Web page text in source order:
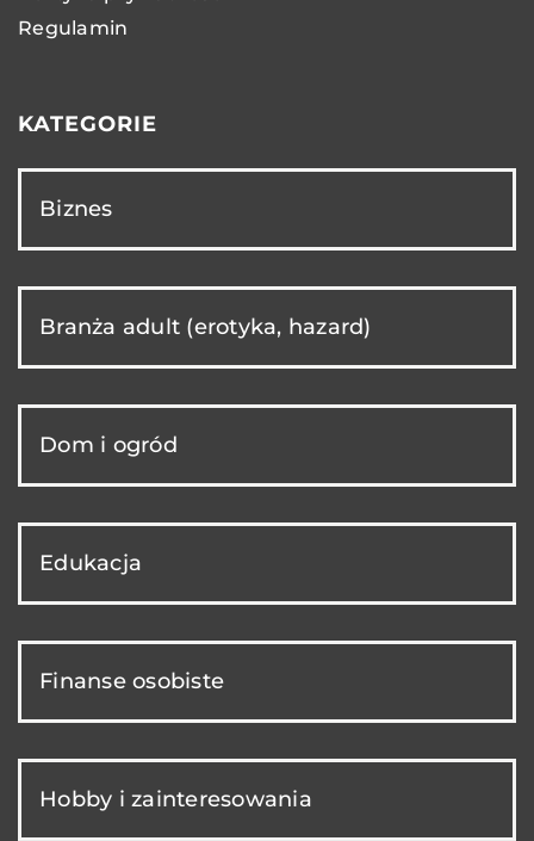
Regulamin
KATEGORIE
Biznes
Branża adult (erotyka, hazard)
Dom i ogród
Edukacja
Finanse osobiste
Hobby i zainteresowania